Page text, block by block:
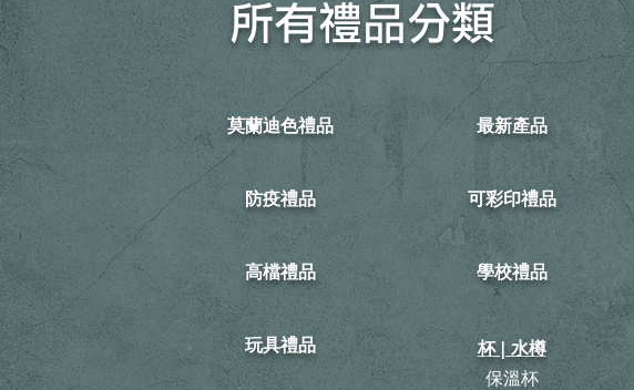
所有禮品分類
最新產品
​可彩印禮品
學校禮品
杯 | 水樽
保溫杯
莫蘭迪色禮品
防疫禮品
高檔禮品
玩具禮品